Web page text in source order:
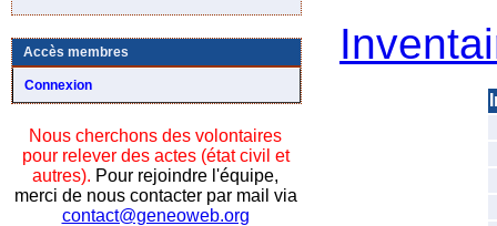
Accès membres
Connexion
Nous cherchons des volontaires
pour relever des actes (état civil et
autres). Pour rejoindre l'équipe,
merci de nous contacter par mail via
contact@geneoweb.org